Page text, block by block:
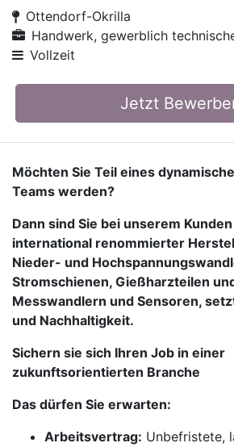
Ottendorf-Okrilla
Handwerk, gewerblich
Vollzeit
Jetzt
Möchten Sie Teil eines
Teams werden?
Dann sind Sie bei unserem
international renommierter
Nieder- und
Stromschienen, Gießharzteilen
Messwandlern und Sensoren,
und Nachhaltigkeit.
Sichern sie sich Ihren Job in einer
zukunftsorientierten Branche
Das dürfen Sie erwarten:
Arbeitsvertrag: Unbefristete,